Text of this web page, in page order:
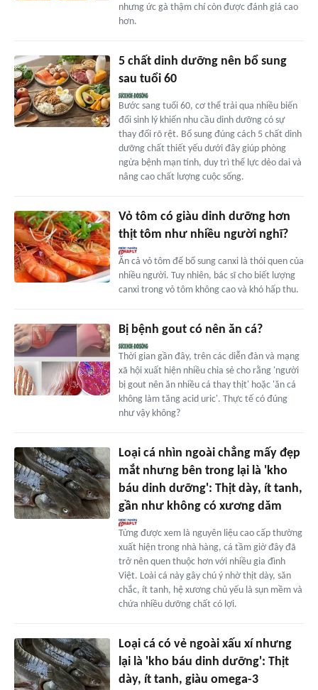
nhưng ức gà thậm chí còn được đánh giá cao
hơn.
5 chất dinh dưỡng nên bổ sung
sau tuổi 60
Bước sang tuổi 60, cơ thể trải qua nhiều biến
đổi sinh lý khiến nhu cầu dinh dưỡng có sự
thay đổi rõ rệt. Bổ sung đúng cách 5 chất dinh
dưỡng chất thiết yếu dưới đây giúp phòng
ngừa bệnh mạn tính, duy trì thể lực dẻo dai và
nâng cao chất lượng cuộc sống.
Vỏ tôm có giàu dinh dưỡng hơn
thịt tôm như nhiều người nghĩ?
Ăn cả vỏ tôm để bổ sung canxi là thói quen của
nhiều người. Tuy nhiên, bác sĩ cho biết lượng
canxi trong vỏ tôm không cao và khó hấp thu.
Bị bệnh gout có nên ăn cá?
Thời gian gần đây, trên các diễn đàn và mạng
xã hội xuất hiện nhiều chia sẻ cho rằng 'người
bị gout nên ăn nhiều cá thay thịt' hoặc 'ăn cá
không làm tăng acid uric'. Thực tế có đúng
như vậy không?
Loại cá nhìn ngoài chẳng mấy đẹp
mắt nhưng bên trong lại là 'kho
báu dinh dưỡng': Thịt dày, ít tanh,
gần như không có xương dăm
Từng được xem là nguyên liệu cao cấp thường
xuất hiện trong nhà hàng, cá tầm giờ đây đã
trở nên quen thuộc hơn với nhiều gia đình
Việt. Loài cá này gây chú ý nhờ thịt dày, săn
chắc, ít tanh, hệ xương chủ yếu là sụn mềm và
chứa nhiều dưỡng chất có lợi.
Loại cá có vẻ ngoài xấu xí nhưng
lại là 'kho báu dinh dưỡng': Thịt
dày, ít tanh, giàu omega-3